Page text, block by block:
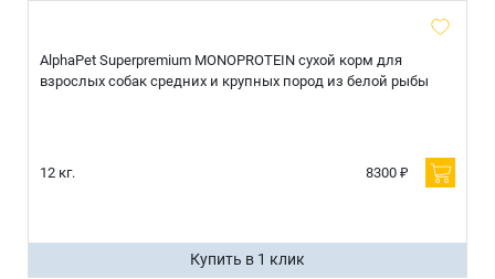
AlphaPet Superpremium MONOPROTEIN сухой корм для
взрослых собак средних и крупных пород из белой рыбы
12 кг. 8300 ₽
Купить в 1 клик